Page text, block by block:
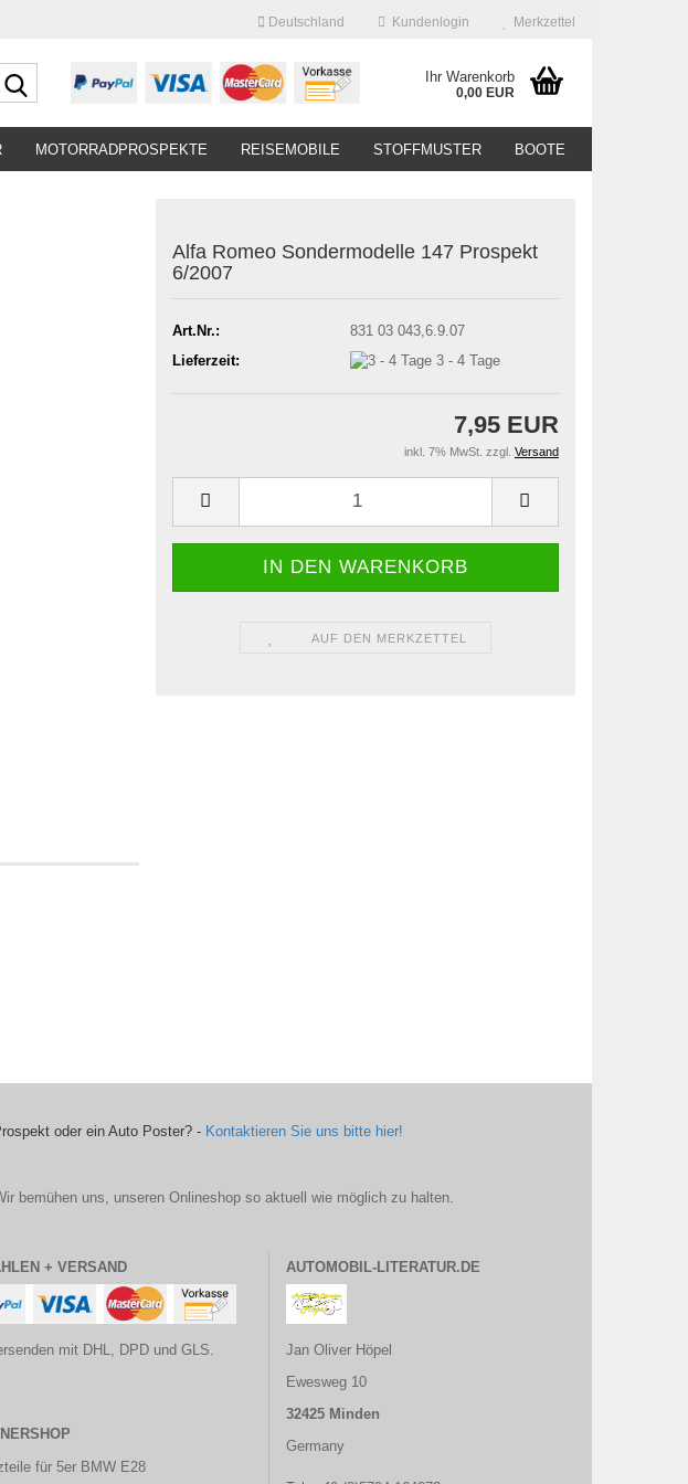
Deutschland Kundenlogin Merkzettel
Suche... Ihr Warenkorb
0,00 EUR
MOTORRADPROSPEKTE REISEMOBILE STOFFMUSTER BOOTE
Alfa Romeo Sondermodelle 147 Prospekt
6/2007
Art.Nr.:
831 03 043,6.9.07
Lieferzeit:
3 - 4 Tage
7,95 EUR
inkl. 7% MwSt. zzgl. Versand
AUF DEN MERKZETTEL
oder ein Auto Poster? - Kontaktieren Sie uns bitte hier!
bemühen uns, unseren Onlineshop so aktuell wie möglich zu halten.
+ VERSAND
mit DHL, DPD und GLS.
für 5er BMW E28
AUTOMOBIL-LITERATUR.DE
Jan Oliver Höpel
Ewesweg 10
32425 Minden
Germany